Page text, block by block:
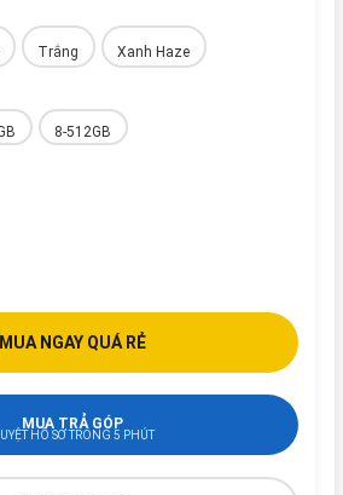
Trắng Xanh Haze
8-512GB
MUA NGAY QUÁ RẺ
MUA TRẢ GÓP
HỒ SƠ TRONG 5 PHÚT